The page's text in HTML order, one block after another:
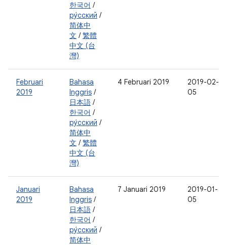
한국어 /
ру́сский /
简体中
文 /繁體
中文 (台
灣)
Februari
2019
Bahasa
Inggris /
日本語 /
한국어 /
ру́сский /
简体中
文 /繁體
中文 (台
灣)
4 Februari 2019
2019-02-
05
Januari
2019
Bahasa
Inggris /
日本語 /
한국어 /
ру́сский /
简体中
7 Januari 2019
2019-01-
05